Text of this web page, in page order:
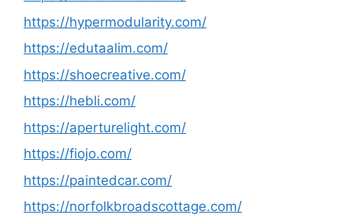
https://hypermodularity.com/
https://edutaalim.com/
https://shoecreative.com/
https://hebli.com/
https://aperturelight.com/
https://fiojo.com/
https://paintedcar.com/
https://norfolkbroadscottage.com/